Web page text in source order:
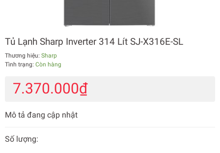
Tủ Lạnh Sharp Inverter 314 Lít SJ-X316E-SL
Thương hiệu: Sharp
Tình trạng: Còn hàng
7.370.000₫
Mô tả đang cập nhật
Số lượng: